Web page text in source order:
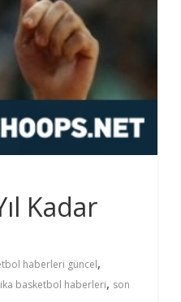
Kadar
haberleri güncel,
basketbol haberleri, son